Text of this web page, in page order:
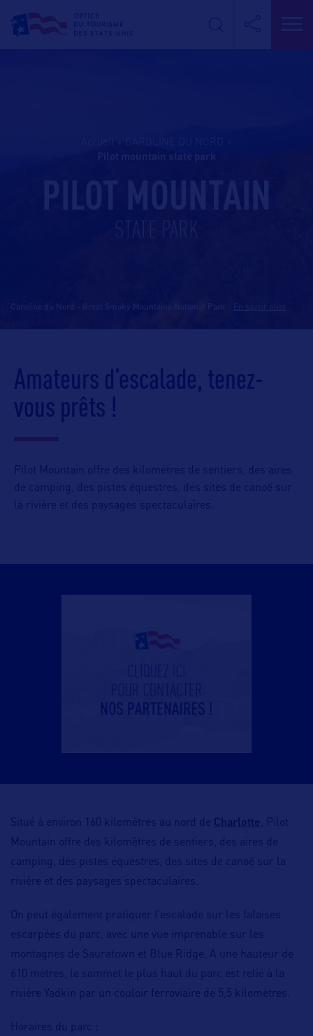
PILOT MOUNTAIN
STATE PARK
Caroline du Nord - Great Smoky Mountains National Park
Amateurs d’escalade, tenez-
vous prêts !
Pilot Mountain offre des kilomètres de sentiers, des aires
de camping, des pistes équestres, des sites de canoë sur
la rivière et des paysages spectaculaires.
Situé à environ 160 kilomètres au nord de Charlotte
, Pilot
Mountain offre des kilomètres de sentiers, des aires de
camping, des pistes équestres, des sites de canoë sur la
rivière et des paysages spectaculaires.
On peut également pratiquer l’escalade sur les falaises
escarpées du parc, avec une vue imprenable sur les
montagnes de Sauratown et Blue Ridge. A une hauteur de
610 mètres, le sommet le plus haut du parc est relié à la
rivière Yadkin par un couloir ferroviaire de 5,5 kilomètres.
Horaires du parc :